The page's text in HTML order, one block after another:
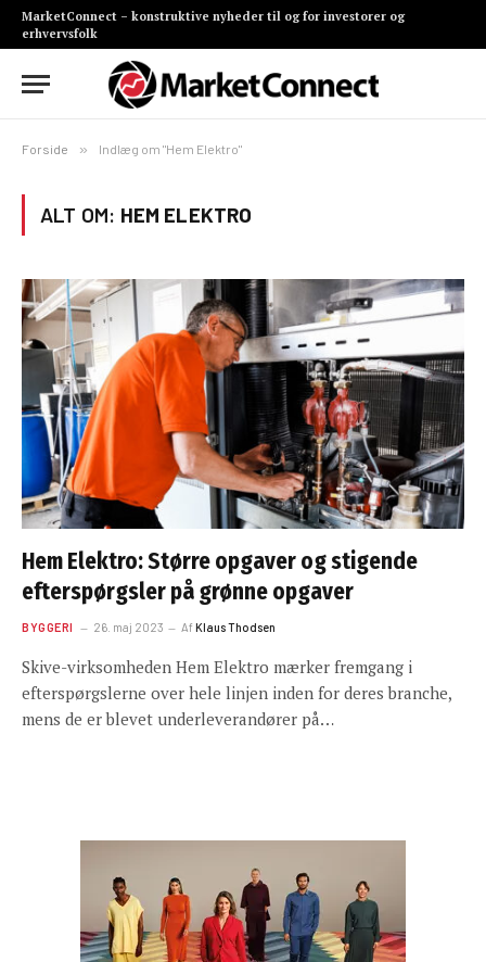
MarketConnect – konstruktive nyheder til og for investorer og
erhvervsfolk
Forside » Indlæg om "Hem Elektro"
ALT OM: HEM ELEKTRO
Hem Elektro: Større opgaver og stigende
efterspørgsler på grønne opgaver
BYGGERI 26. maj 2023 AfKlaus Thodsen
Skive-virksomheden Hem Elektro mærker fremgang i
efterspørgslerne over hele linjen inden for deres branche,
mens de er blevet underleverandører på…